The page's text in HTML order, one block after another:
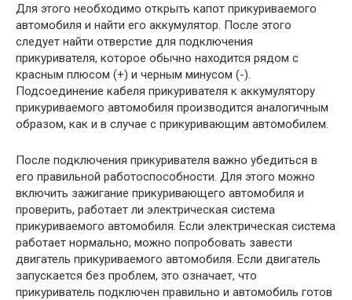
Для этого необходимо открыть капот прикуриваемого
автомобиля и найти его аккумулятор. После этого
следует найти отверстие для подключения
прикуривателя, которое обычно находится рядом с
красным плюсом (+) и черным минусом (-).
Подсоединение кабеля прикуривателя к аккумулятору
прикуриваемого автомобиля производится аналогичным
образом, как и в случае с прикуривающим автомобилем.
После подключения прикуривателя важно убедиться в
его правильной работоспособности. Для этого можно
включить зажигание прикуривающего автомобиля и
проверить, работает ли электрическая система
прикуриваемого автомобиля. Если электрическая система
работает нормально, можно попробовать завести
двигатель прикуриваемого автомобиля. Если двигатель
запускается без проблем, это означает, что
прикуриватель подключен правильно и автомобиль готов